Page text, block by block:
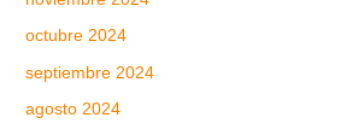
octubre 2024
septiembre 2024
agosto 2024